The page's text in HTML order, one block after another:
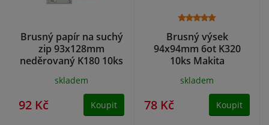
Brusný papír na suchý
zip 93x128mm
neděrovaný K180 10ks
skladem
92 Kč Koupit
Brusný výsek
94x94mm 6ot K320
10ks Makita
skladem
78 Kč Koupit